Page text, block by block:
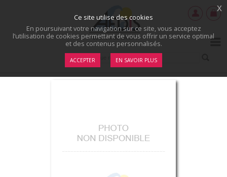
Ce site utilise des cookies
En poursuivant votre navigation sur ce site, vous acceptez
l’utilisation de cookies permettant de vous offrir un service optimal
et des contenus personnalisés.
ACCEPTER EN SAVOIR PLUS
x